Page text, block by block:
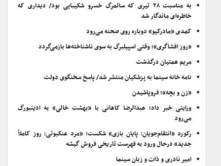
به مناسبت ۲۸ تیری که سالمرگ خسرو شکیبایی بود/ دیداری که
خاطره‌ای ماندگار شد
کمدی «مادرکیو» دوباره روی صحنه می‌رود
«روز افشاگری»؛ وقتی اسپیلبرگ به سوی ناشناخته‌ها بازمی‌گردد
مریم همتیان درگذشت
نامه خانه سینما به پزشکیان منتشر شد/ پاسخ سخنگوی دولت
«زن و بچه»؛ فروپاشیدن
ورایتی خبر داد؛ عبدالرضا کاهانی با «بهشت خالی» به ادینبورگ
می‌رود
رکورد «انتقام‌جویان: پایان بازی» شکست؛ «مرد عنکبوتی: روز کاملاً
جدید» درحال ورود به فهرست تاریخی فروش گیشه
امیر نادری و ذات و زبان سینما